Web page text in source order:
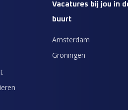
Vacatures bij jou in
buurt
Amsterdam
Groningen